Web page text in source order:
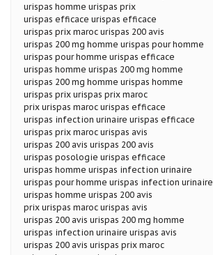
urispas homme urispas prix
urispas efficace urispas efficace
urispas prix maroc urispas 200 avis
urispas 200 mg homme urispas pour homme
urispas pour homme urispas efficace
urispas homme urispas 200 mg homme
urispas 200 mg homme urispas homme
urispas prix urispas prix maroc
prix urispas maroc urispas efficace
urispas infection urinaire urispas efficace
urispas prix maroc urispas avis
urispas 200 avis urispas 200 avis
urispas posologie urispas efficace
urispas homme urispas infection urinaire
urispas pour homme urispas infection urinaire
urispas homme urispas 200 avis
prix urispas maroc urispas avis
urispas 200 avis urispas 200 mg homme
urispas infection urinaire urispas avis
urispas 200 avis urispas prix maroc